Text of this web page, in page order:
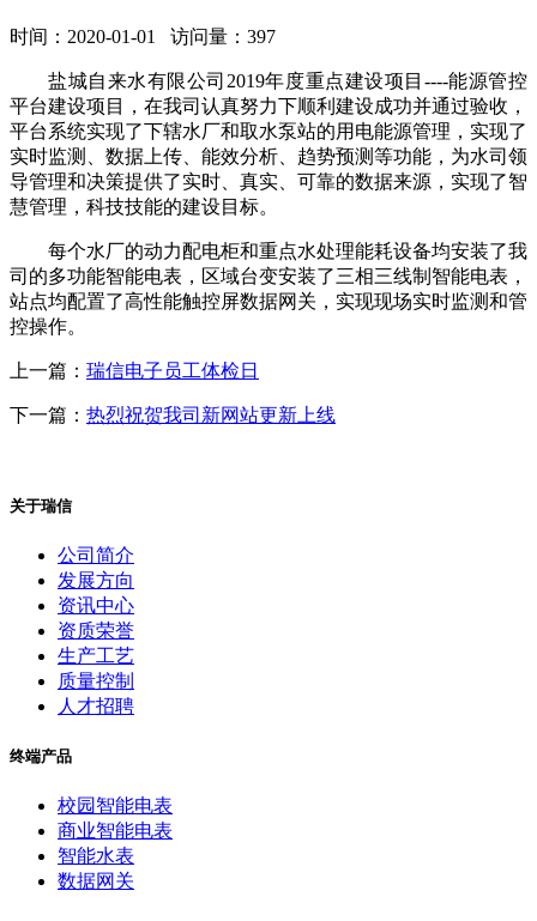
时间：2020-01-01 访问量：397
盐城自来水有限公司2019年度重点建设项目----能源管控
平台建设项目，在我司认真努力下顺利建设成功并通过验收，
平台系统实现了下辖水厂和取水泵站的用电能源管理，实现了
实时监测、数据上传、能效分析、趋势预测等功能，为水司领
导管理和决策提供了实时、真实、可靠的数据来源，实现了智
慧管理，科技技能的建设目标。
每个水厂的动力配电柜和重点水处理能耗设备均安装了我
司的多功能智能电表，区域台变安装了三相三线制智能电表，
站点均配置了高性能触控屏数据网关，实现现场实时监测和管
控操作。
上一篇： 瑞信电子员工体检日
下一篇： 热烈祝贺我司新网站更新上线
关于瑞信
公司简介
发展方向
资讯中心
资质荣誉
生产工艺
质量控制
人才招聘
终端产品
校园智能电表
商业智能电表
智能水表
数据网关